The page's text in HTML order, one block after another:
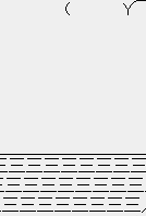
ヽ 、 ( Y⌒
三三三
三三三三
三三三三